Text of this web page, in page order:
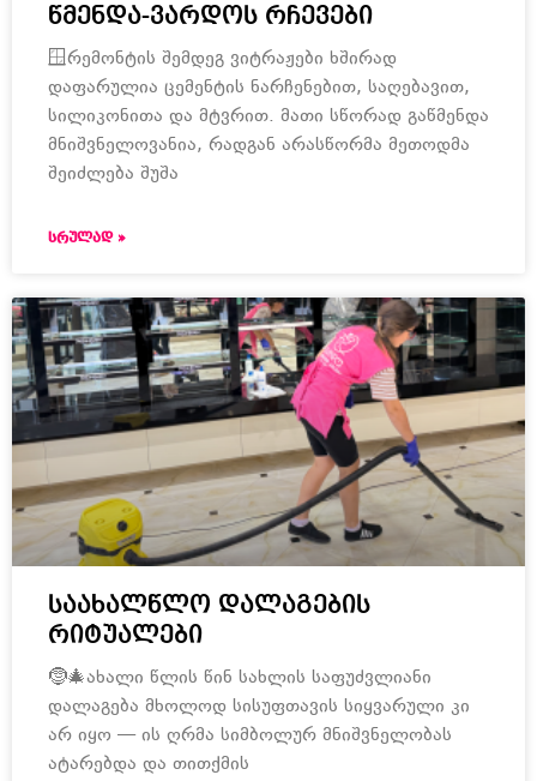
წმენდა-ვარდოს რჩევები
🪟რემონტის შემდეგ ვიტრაჟები ხშირად
დაფარულია ცემენტის ნარჩენებით, საღებავით,
სილიკონითა და მტვრით. მათი სწორად გაწმენდა
მნიშვნელოვანია, რადგან არასწორმა მეთოდმა
შეიძლება შუშა
ᲡᲠᲣᲚᲐᲓ »
საახალწლო დალაგების
რიტუალები
🤶🎄ახალი წლის წინ სახლის საფუძვლიანი
დალაგება მხოლოდ სისუფთავის სიყვარული კი
არ იყო — ის ღრმა სიმბოლურ მნიშვნელობას
ატარებდა და თითქმის